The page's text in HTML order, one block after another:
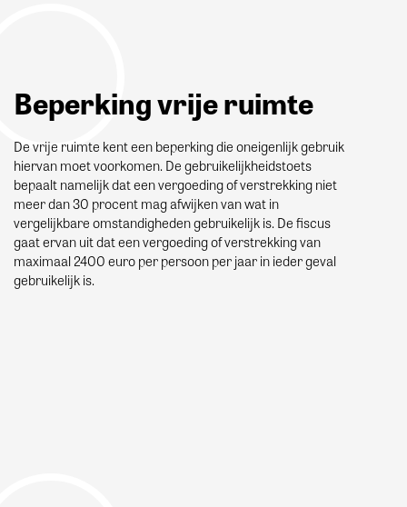
Beperking vrije ruimte
De vrije ruimte kent een beperking die oneigenlijk gebruik
hiervan moet voorkomen. De gebruikelijkheidstoets
bepaalt namelijk dat een vergoeding of verstrekking niet
meer dan 30 procent mag afwijken van wat in
vergelijkbare omstandigheden gebruikelijk is. De fiscus
gaat ervan uit dat een vergoeding of verstrekking van
maximaal 2400 euro per persoon per jaar in ieder geval
gebruikelijk is.